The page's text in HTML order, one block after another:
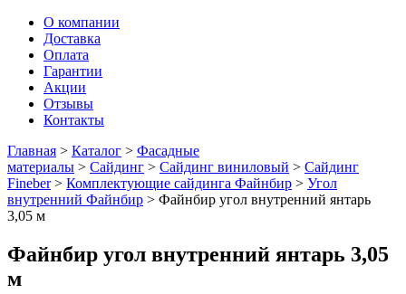
О компании
Доставка
Оплата
Гарантии
Акции
Отзывы
Контакты
Главная > Каталог > Фасадные
материалы > Сайдинг > Сайдинг виниловый > Сайдинг
Fineber> Комплектующие сайдинга Файнбир > Угол
внутренний Файнбир > Файнбир угол внутренний янтарь
3,05 м
Файнбир угол внутренний янтарь 3,05
м